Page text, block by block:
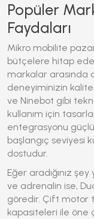
Popüler
Faydaları
Mikro mobilite
bütçelere hitap
markalar arasında
deneyiminizin
ve Ninebot gibi
kullanım için
entegrasyonu
başlangıç seviyesi
dostudur.
Eğer aradığınız
ve adrenalin ise,
göredir. Çift motor
kapasiteleri ile öne